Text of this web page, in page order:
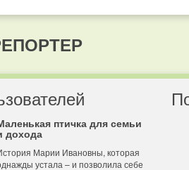
птичка для семьи
дохода
Марии Ивановны, которая
устала – и позволила себе